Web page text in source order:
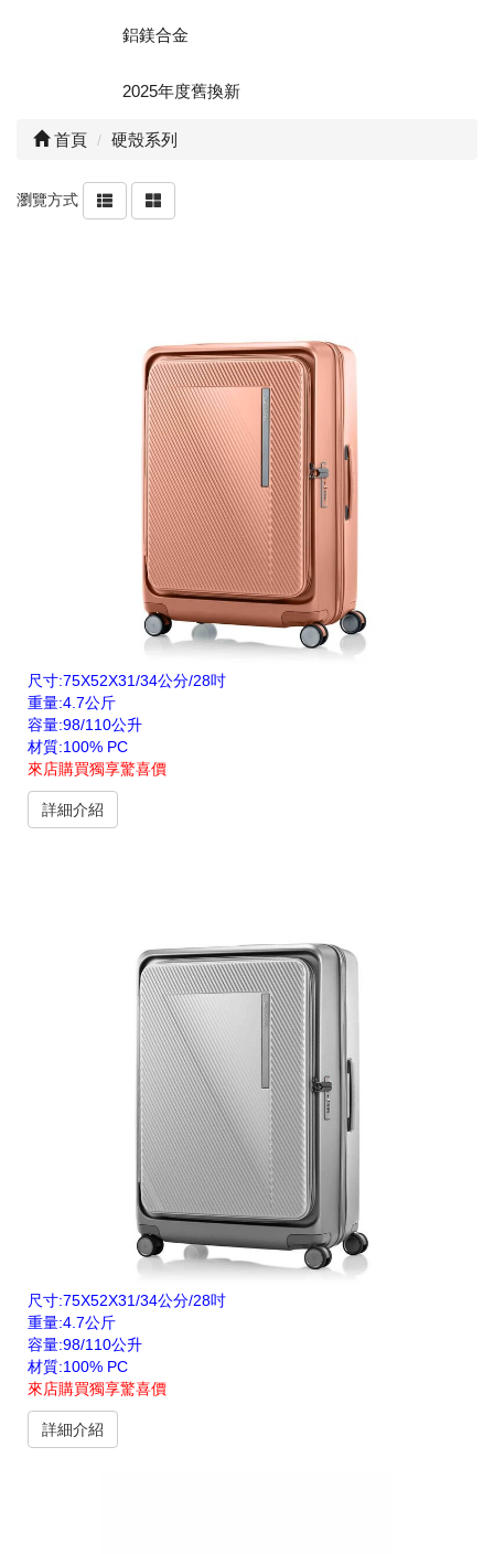
鋁鎂合金
2025年度舊換新
首頁 硬殼系列
瀏覽方式
尺寸:75X52X31/34公分/28吋
重量:4.7公斤
容量:98/110公升
材質:100% PC
來店購買獨享驚喜價
詳細介紹
尺寸:75X52X31/34公分/28吋
重量:4.7公斤
容量:98/110公升
材質:100% PC
來店購買獨享驚喜價
詳細介紹